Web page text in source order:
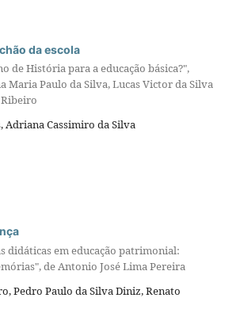
da escola
de História para a educação básica?",
Maria Paulo da Silva, Lucas Victor da Silva
Adriana Cassimiro da Silva
didáticas em educação patrimonial:
de Antonio José Lima Pereira
Pedro Paulo da Silva Diniz, Renato